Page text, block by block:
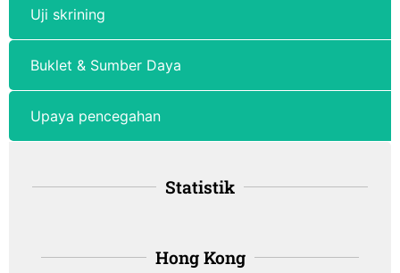
Uji skrining
Buklet & Sumber Daya
Upaya pencegahan
Statistik
Hong Kong